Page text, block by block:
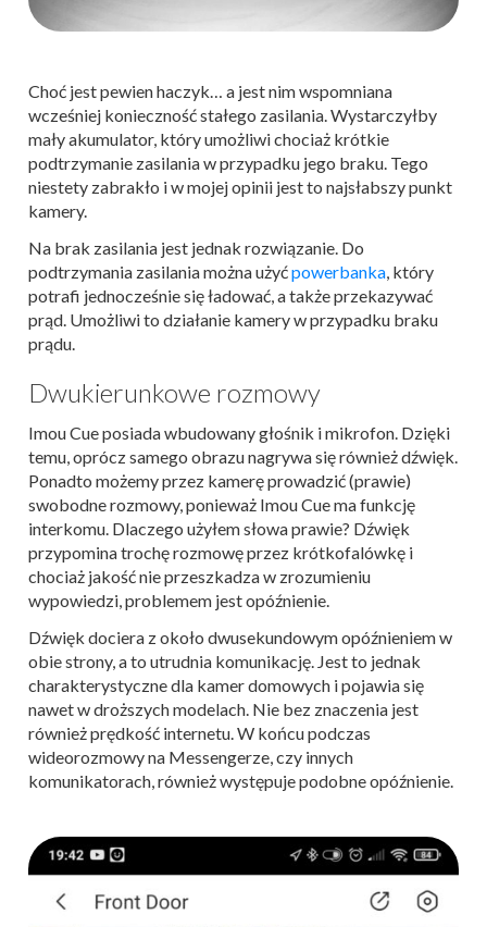
Choć jest pewien haczyk… a jest nim wspomniana
wcześniej konieczność stałego zasilania. Wystarczyłby
mały akumulator, który umożliwi chociaż krótkie
podtrzymanie zasilania w przypadku jego braku. Tego
niestety zabrakło i w mojej opinii jest to najsłabszy punkt
kamery.
Na brak zasilania jest jednak rozwiązanie. Do
podtrzymania zasilania można użyćpowerbanka, który
potrafi jednocześnie się ładować, a także przekazywać
prąd. Umożliwi to działanie kamery w przypadku braku
prądu.
Dwukierunkowe rozmowy
Imou Cue posiada wbudowany głośnik i mikrofon. Dzięki
temu, oprócz samego obrazu nagrywa się również dźwięk.
Ponadto możemy przez kamerę prowadzić (prawie)
swobodne rozmowy, ponieważ Imou Cue ma funkcję
interkomu. Dlaczego użyłem słowa prawie? Dźwięk
przypomina trochę rozmowę przez krótkofalówkę i
chociaż jakość nie przeszkadza w zrozumieniu
wypowiedzi, problemem jest opóźnienie.
Dźwięk dociera z około dwusekundowym opóźnieniem w
obie strony, a to utrudnia komunikację. Jest to jednak
charakterystyczne dla kamer domowych i pojawia się
nawet w droższych modelach. Nie bez znaczenia jest
również prędkość internetu. W końcu podczas
wideorozmowy na Messengerze, czy innych
komunikatorach, również występuje podobne opóźnienie.